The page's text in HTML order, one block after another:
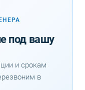
под вашу
и срокам
в